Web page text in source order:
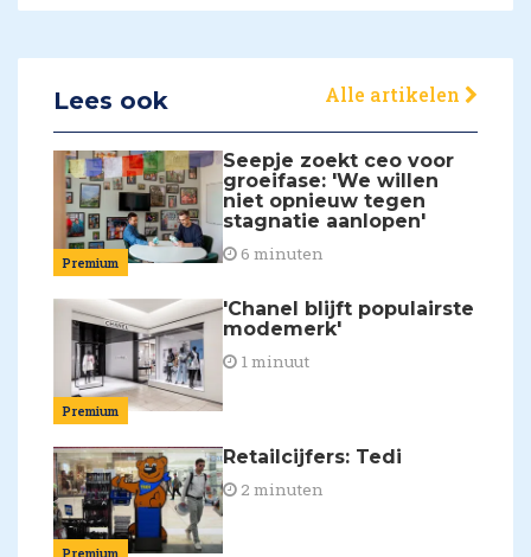
Lees ook Alle artikelen
Premium
Seepje zoekt ceo voor
groeifase: 'We willen
niet opnieuw tegen
stagnatie aanlopen'
6 minuten
Premium
'Chanel blijft populairste
modemerk'
1 minuut
Premium
Retailcijfers: Tedi
2 minuten